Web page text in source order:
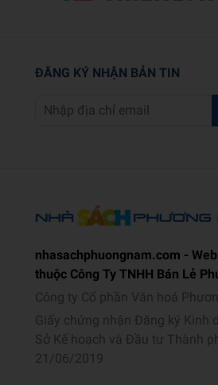
ĐĂNG KÝ NHẬN BẢN TIN
nhasachphuongnam.com -
thuộc Công Ty TNHH Bán Lẻ
Công ty Cổ phần Văn hoá
Giấy chứng nhận Đăng ký Kinh
Sở Kế hoạch và Đầu tư Thành
21/06/2019